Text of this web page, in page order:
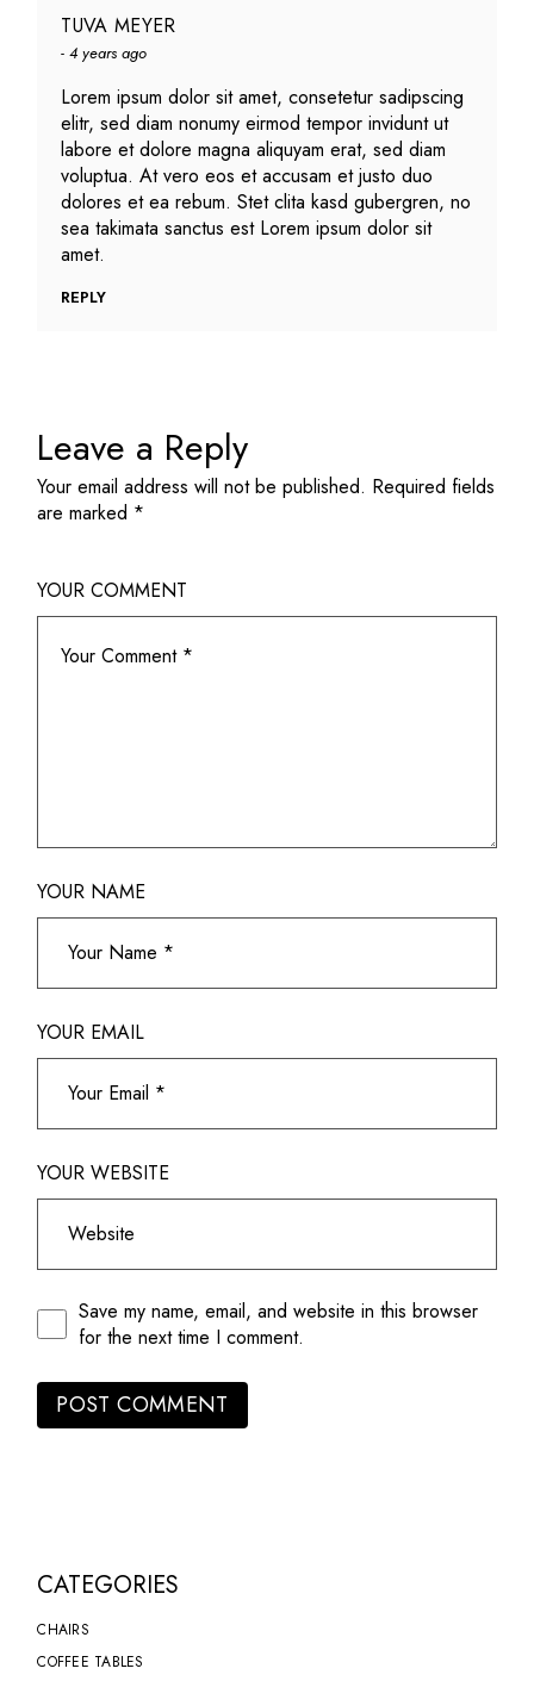
TUVA MEYER
4 years ago
Lorem ipsum dolor sit amet, consetetur sadipscing
elitr, sed diam nonumy eirmod tempor invidunt ut
labore et dolore magna aliquyam erat, sed diam
voluptua. At vero eos et accusam et justo duo
dolores et ea rebum. Stet clita kasd gubergren, no
sea takimata sanctus est Lorem ipsum dolor sit
amet.
REPLY
Leave a Reply
Your email address will not be published. Required fields
are marked *
YOUR COMMENT
YOUR NAME
YOUR EMAIL
YOUR WEBSITE
Save my name, email, and website in this browser
for the next time I comment.
POST COMMENT
CATEGORIES
CHAIRS
COFFEE TABLES